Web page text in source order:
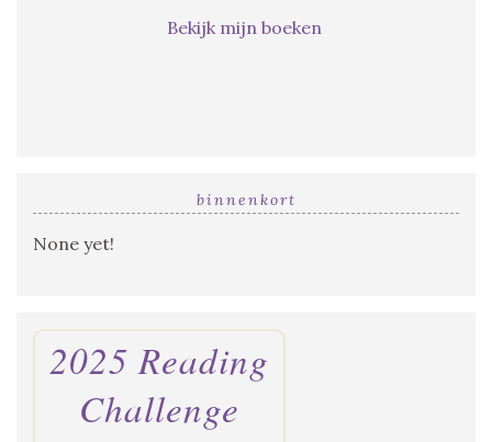
Bekijk mijn boeken
binnenkort
None yet!
2025 Reading
Challenge